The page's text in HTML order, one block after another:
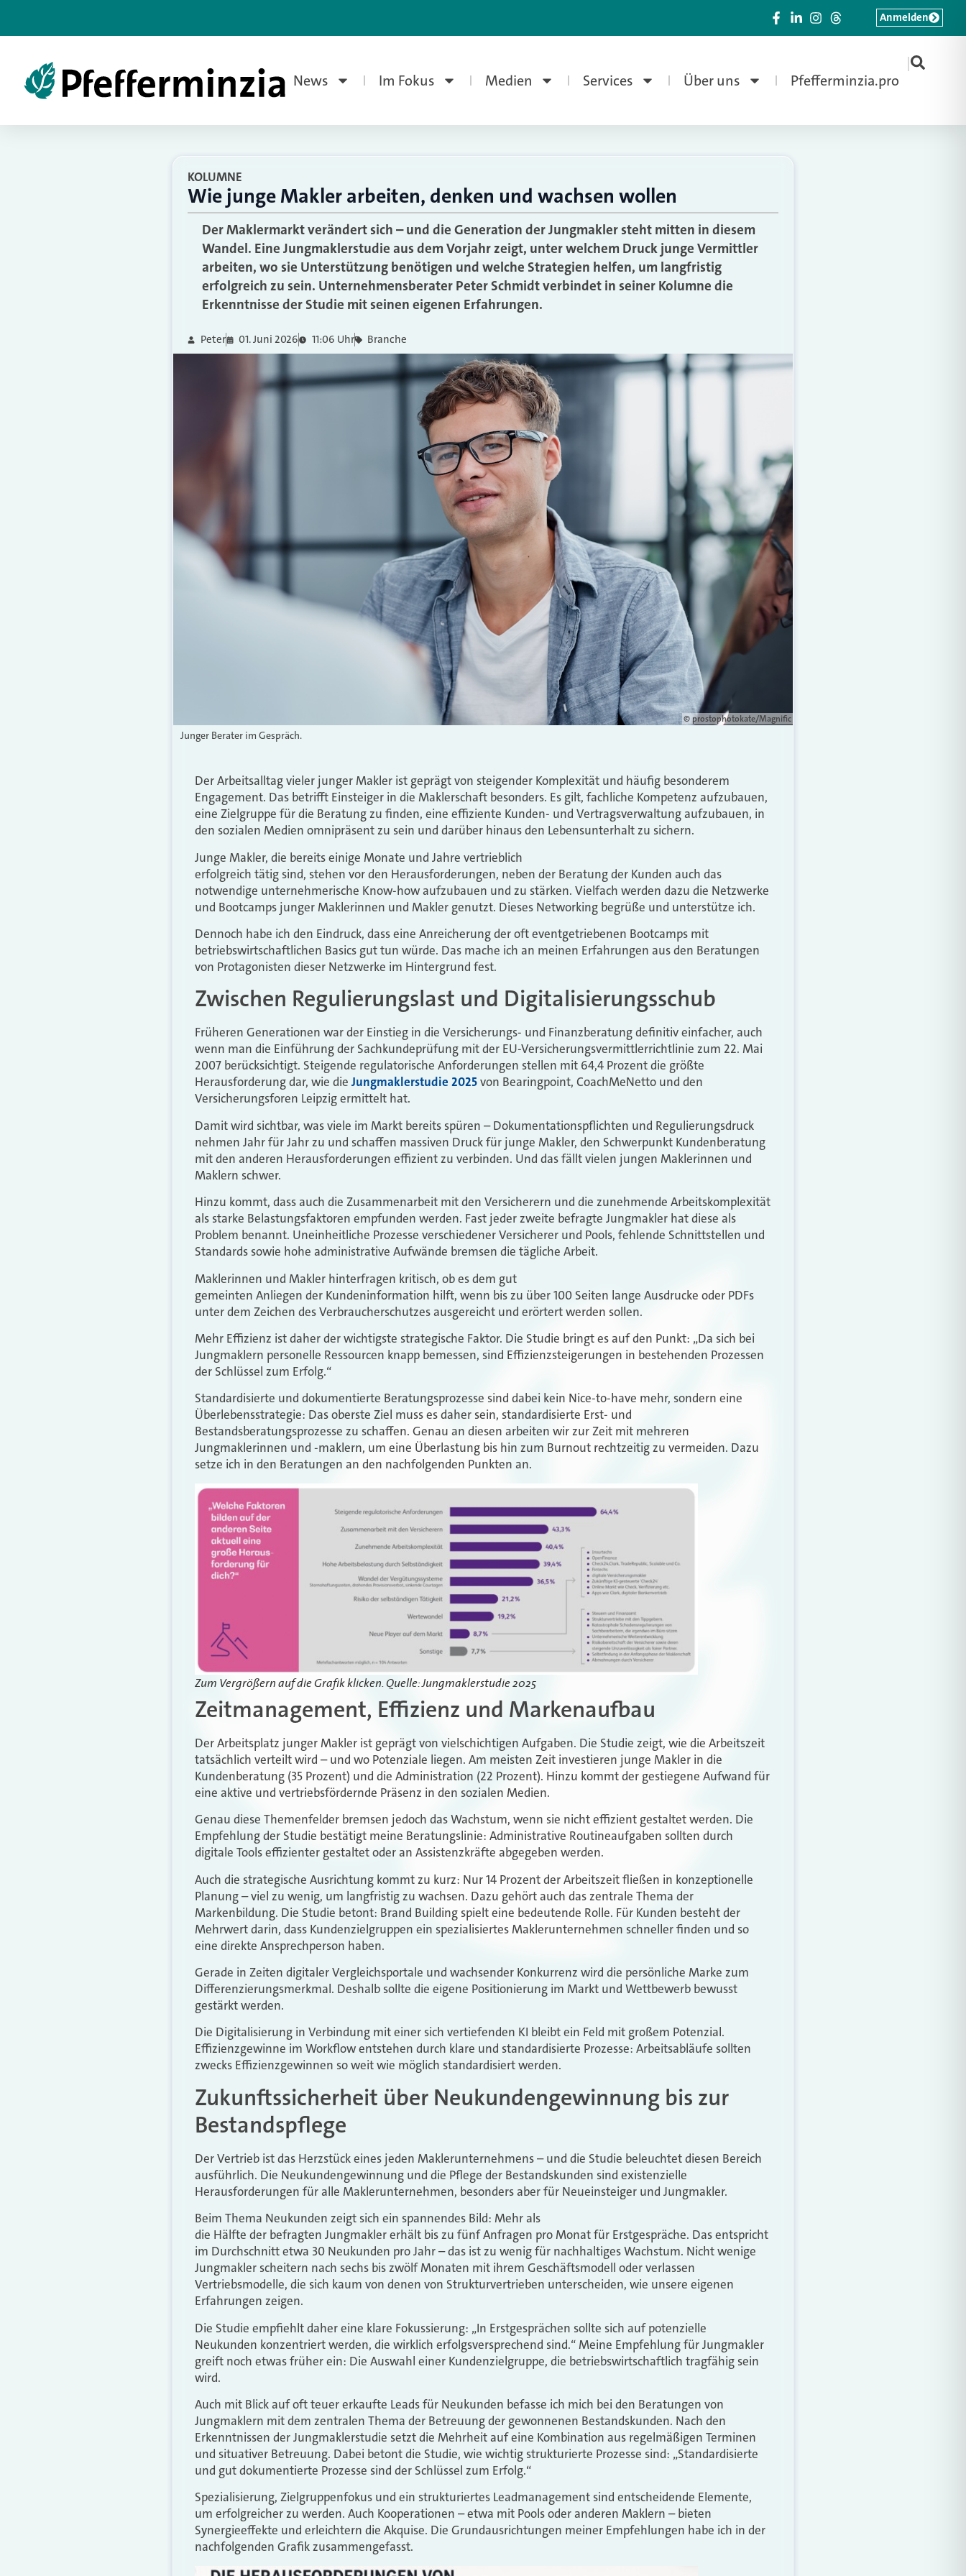
News Im Fokus Medien Services Über uns Pfefferminzia.pro
|
Anmelden
KOLUMNE
Wie junge Makler arbeiten, denken und wachsen wollen
Der Maklermarkt verändert sich – und die Generation der Jungmakler steht mitten in diesem
Wandel. Eine Jungmaklerstudie aus dem Vorjahr zeigt, unter welchem Druck junge Vermittler
arbeiten, wo sie Unterstützung benötigen und welche Strategien helfen, um langfristig
erfolgreich zu sein. Unternehmensberater Peter Schmidt verbindet in seiner Kolumne die
Erkenntnisse der Studie mit seinen eigenen Erfahrungen.
Peter 01. Juni 2026 11:06 Uhr Branche
© prostophotokate/Magnific
Junger Berater im Gespräch.
Der Arbeitsalltag vieler junger Makler ist geprägt von steigender Komplexität und häufig besonderem
Engagement. Das betrifft Einsteiger in die Maklerschaft besonders. Es gilt, fachliche Kompetenz aufzubauen,
eine Zielgruppe für die Beratung zu finden, eine effiziente Kunden- und Vertragsverwaltung aufzubauen, in
den sozialen Medien omnipräsent zu sein und darüber hinaus den Lebensunterhalt zu sichern.
Junge Makler, die bereits einige Monate und Jahre vertrieblich
erfolgreich tätig sind, stehen vor den Herausforderungen, neben der Beratung der Kunden auch das
notwendige unternehmerische Know-how aufzubauen und zu stärken. Vielfach werden dazu die Netzwerke
und Bootcamps junger Maklerinnen und Makler genutzt. Dieses Networking begrüße und unterstütze ich.
Dennoch habe ich den Eindruck, dass eine Anreicherung der oft eventgetriebenen Bootcamps mit
betriebswirtschaftlichen Basics gut tun würde. Das mache ich an meinen Erfahrungen aus den Beratungen
von Protagonisten dieser Netzwerke im Hintergrund fest.
Zwischen Regulierungslast und Digitalisierungsschub
Früheren Generationen war der Einstieg in die Versicherungs- und Finanzberatung definitiv einfacher, auch
wenn man die Einführung der Sachkundeprüfung mit der EU-Versicherungsvermittlerrichtlinie zum 22. Mai
2007 berücksichtigt. Steigende regulatorische Anforderungen stellen mit 64,4 Prozent die größte
Herausforderung dar, wie die Jungmaklerstudie 2025von Bearingpoint, CoachMeNetto und den
Versicherungsforen Leipzig ermittelt hat.
Damit wird sichtbar, was viele im Markt bereits spüren – Dokumentationspflichten und Regulierungsdruck
nehmen Jahr für Jahr zu und schaffen massiven Druck für junge Makler, den Schwerpunkt Kundenberatung
mit den anderen Herausforderungen effizient zu verbinden. Und das fällt vielen jungen Maklerinnen und
Maklern schwer.
Hinzu kommt, dass auch die Zusammenarbeit mit den Versicherern und die zunehmende Arbeitskomplexität
als starke Belastungsfaktoren empfunden werden. Fast jeder zweite befragte Jungmakler hat diese als
Problem benannt. Uneinheitliche Prozesse verschiedener Versicherer und Pools, fehlende Schnittstellen und
Standards sowie hohe administrative Aufwände bremsen die tägliche Arbeit.
Maklerinnen und Makler hinterfragen kritisch, ob es dem gut
gemeinten Anliegen der Kundeninformation hilft, wenn bis zu über 100 Seiten lange Ausdrucke oder PDFs
unter dem Zeichen des Verbraucherschutzes ausgereicht und erörtert werden sollen.
Mehr Effizienz ist daher der wichtigste strategische Faktor. Die Studie bringt es auf den Punkt: „Da sich bei
Jungmaklern personelle Ressourcen knapp bemessen, sind Effizienzsteigerungen in bestehenden Prozessen
der Schlüssel zum Erfolg.“
Standardisierte und dokumentierte Beratungsprozesse sind dabei kein Nice-to-have mehr, sondern eine
Überlebensstrategie: Das oberste Ziel muss es daher sein, standardisierte Erst- und
Bestandsberatungsprozesse zu schaffen. Genau an diesen arbeiten wir zur Zeit mit mehreren
Jungmaklerinnen und -maklern, um eine Überlastung bis hin zum Burnout rechtzeitig zu vermeiden. Dazu
setze ich in den Beratungen an den nachfolgenden Punkten an.
Zum Vergrößern auf die Grafik klicken. Quelle: Jungmaklerstudie 2025
Zeitmanagement, Effizienz und Markenaufbau
Der Arbeitsplatz junger Makler ist geprägt von vielschichtigen Aufgaben. Die Studie zeigt, wie die Arbeitszeit
tatsächlich verteilt wird – und wo Potenziale liegen. Am meisten Zeit investieren junge Makler in die
Kundenberatung (35 Prozent) und die Administration (22 Prozent). Hinzu kommt der gestiegene Aufwand für
eine aktive und vertriebsfördernde Präsenz in den sozialen Medien.
Genau diese Themenfelder bremsen jedoch das Wachstum, wenn sie nicht effizient gestaltet werden. Die
Empfehlung der Studie bestätigt meine Beratungslinie: Administrative Routineaufgaben sollten durch
digitale Tools effizienter gestaltet oder an Assistenzkräfte abgegeben werden.
Auch die strategische Ausrichtung kommt zu kurz: Nur 14 Prozent der Arbeitszeit fließen in konzeptionelle
Planung – viel zu wenig, um langfristig zu wachsen. Dazu gehört auch das zentrale Thema der
Markenbildung. Die Studie betont: Brand Building spielt eine bedeutende Rolle. Für Kunden besteht der
Mehrwert darin, dass Kundenzielgruppen ein spezialisiertes Maklerunternehmen schneller finden und so
eine direkte Ansprechperson haben.
Gerade in Zeiten digitaler Vergleichsportale und wachsender Konkurrenz wird die persönliche Marke zum
Differenzierungsmerkmal. Deshalb sollte die eigene Positionierung im Markt und Wettbewerb bewusst
gestärkt werden.
Die Digitalisierung in Verbindung mit einer sich vertiefenden KI bleibt ein Feld mit großem Potenzial.
Effizienzgewinne im Workflow entstehen durch klare und standardisierte Prozesse: Arbeitsabläufe sollten
zwecks Effizienzgewinnen so weit wie möglich standardisiert werden.
Zukunftssicherheit über Neukundengewinnung bis zur
Bestandspflege
Der Vertrieb ist das Herzstück eines jeden Maklerunternehmens – und die Studie beleuchtet diesen Bereich
ausführlich. Die Neukundengewinnung und die Pflege der Bestandskunden sind existenzielle
Herausforderungen für alle Maklerunternehmen, besonders aber für Neueinsteiger und Jungmakler.
Beim Thema Neukunden zeigt sich ein spannendes Bild: Mehr als
die Hälfte der befragten Jungmakler erhält bis zu fünf Anfragen pro Monat für Erstgespräche. Das entspricht
im Durchschnitt etwa 30 Neukunden pro Jahr – das ist zu wenig für nachhaltiges Wachstum. Nicht wenige
Jungmakler scheitern nach sechs bis zwölf Monaten mit ihrem Geschäftsmodell oder verlassen
Vertriebsmodelle, die sich kaum von denen von Strukturvertrieben unterscheiden, wie unsere eigenen
Erfahrungen zeigen.
Die Studie empfiehlt daher eine klare Fokussierung: „In Erstgesprächen sollte sich auf potenzielle
Neukunden konzentriert werden, die wirklich erfolgsversprechend sind.“ Meine Empfehlung für Jungmakler
greift noch etwas früher ein: Die Auswahl einer Kundenzielgruppe, die betriebswirtschaftlich tragfähig sein
wird.
Auch mit Blick auf oft teuer erkaufte Leads für Neukunden befasse ich mich bei den Beratungen von
Jungmaklern mit dem zentralen Thema der Betreuung der gewonnenen Bestandskunden. Nach den
Erkenntnissen der Jungmaklerstudie setzt die Mehrheit auf eine Kombination aus regelmäßigen Terminen
und situativer Betreuung. Dabei betont die Studie, wie wichtig strukturierte Prozesse sind: „Standardisierte
und gut dokumentierte Prozesse sind der Schlüssel zum Erfolg.“
Spezialisierung, Zielgruppenfokus und ein strukturiertes Leadmanagement sind entscheidende Elemente,
um erfolgreicher zu werden. Auch Kooperationen – etwa mit Pools oder anderen Maklern – bieten
Synergieeffekte und erleichtern die Akquise. Die Grundausrichtungen meiner Empfehlungen habe ich in der
nachfolgenden Grafik zusammengefasst.